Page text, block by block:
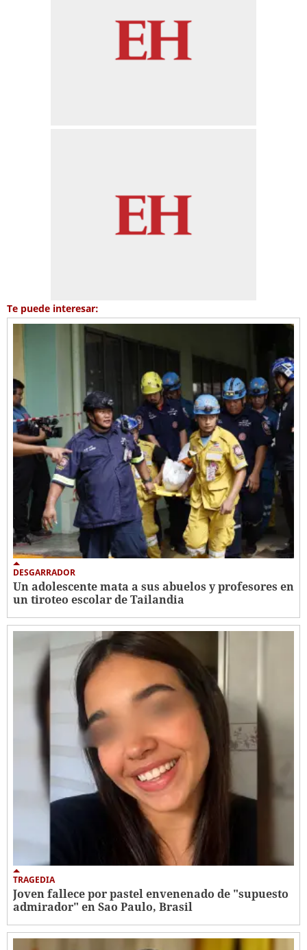
Te puede interesar:
DESGARRADOR
Un adolescente mata a sus abuelos y profesores en
un tiroteo escolar de Tailandia
TRAGEDIA
Joven fallece por pastel envenenado de "supuesto
admirador" en Sao Paulo, Brasil